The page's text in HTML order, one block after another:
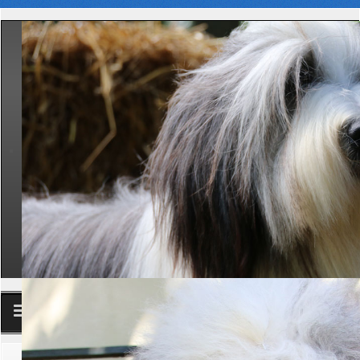
ClubAktuelle Seite:Startseite Zucht Neuzüchterseminare